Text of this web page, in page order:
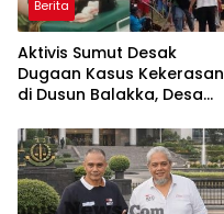
Berita
Aktivis Sumut Desak
Dugaan Kasus Kekerasan
di Dusun Balakka, Desa
Tuntas